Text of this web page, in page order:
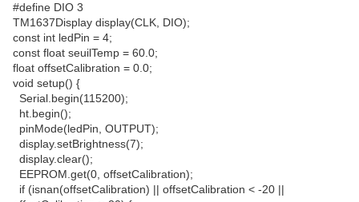
#define DIO 3
TM1637Display display(CLK, DIO);
const int ledPin = 4;
const float seuilTemp = 60.0;
float offsetCalibration = 0.0;
void setup() {
Serial.begin(115200);
ht.begin();
pinMode(ledPin, OUTPUT);
display.setBrightness(7);
display.clear();
EEPROM.get(0, offsetCalibration);
if (isnan(offsetCalibration) || offsetCalibration < -20 ||